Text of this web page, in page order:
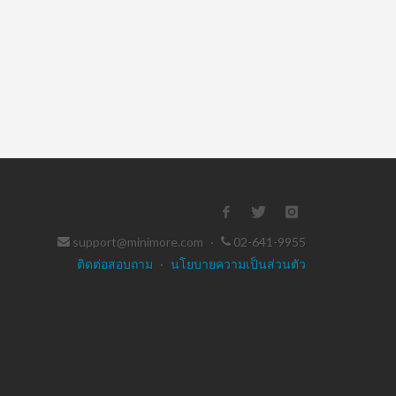
support@minimore.com ·
02-641-9955
ติดต่อสอบถาม · นโยบายความเป็นส่วนตัว